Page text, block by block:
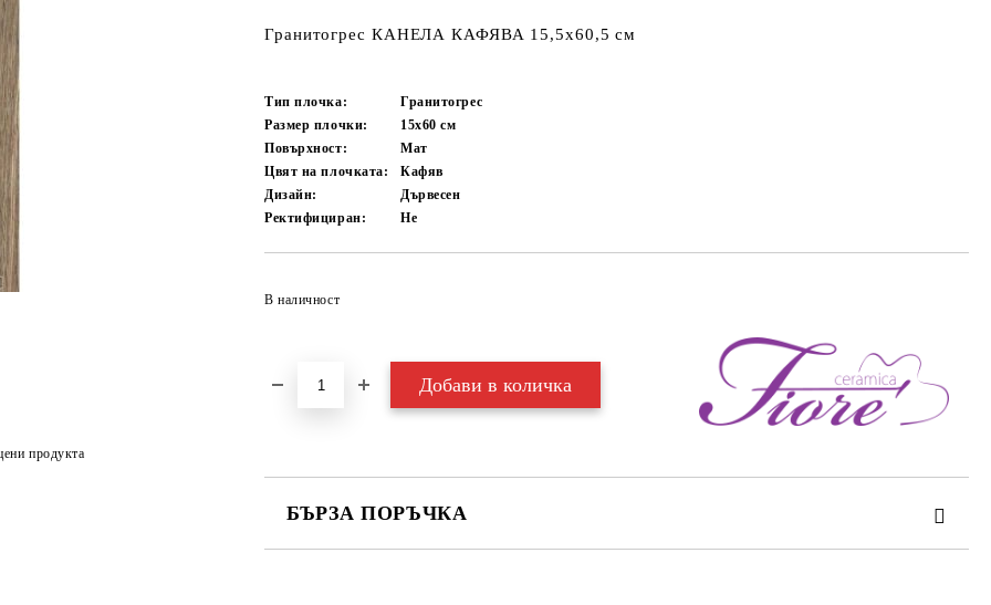
Гранитогрес КАНЕЛА КАФЯВА 15,5x60,5 см
Тип плочка:
Гранитогрес
Размер плочки:
15x60см
Повърхност:
Мат
Цвят на плочката:
Кафяв
Дизайн:
Дървесен
Ректифициран:
Не
В наличност
БЪРЗА ПОРЪЧКА
продукта